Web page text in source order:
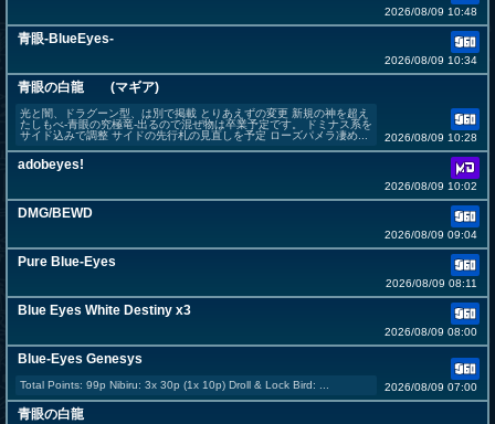
2026/08/09 10:48
青眼-BlueEyes-
2026/08/09 10:34
青眼の白龍 (マギア)
光と闇、ドラグーン型、は別で掲載 とりあえずの変更 新規の神を超え
たしもべ-青眼の究極竜-出るので混ぜ物は卒業予定です。 ドミナス系を
サイド込みで調整 サイドの先行札の見直しを予定 ローズパメラ凄め...
2026/08/09 10:28
adobeyes!
2026/08/09 10:02
DMG/BEWD
2026/08/09 09:04
Pure Blue-Eyes
2026/08/09 08:11
Blue Eyes White Destiny x3
2026/08/09 08:00
Blue-Eyes Genesys
Total Points: 99p Nibiru: 3x 30p (1x 10p) Droll & Lock Bird: ... 2026/08/09 07:00
青眼の白龍